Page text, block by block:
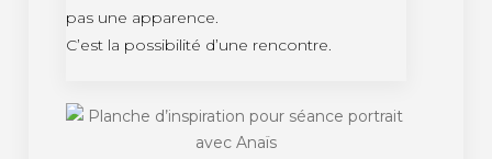
pas une apparence.
C’est la possibilité d’une rencontre.